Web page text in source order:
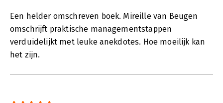
Een helder omschreven boek. Mireille van Beugen
omschrijft praktische managementstappen
verduidelijkt met leuke anekdotes. Hoe moeilijk kan
het zijn.